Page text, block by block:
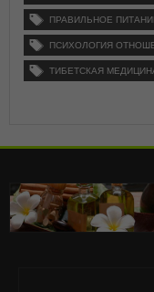
ПРАВИЛЬНОЕ
ПСИХОЛОГИЯ
ТИБЕТСКАЯ